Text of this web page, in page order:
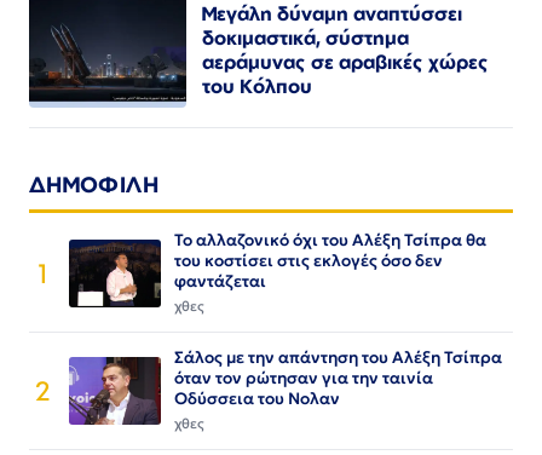
Μεγάλη δύναμη αναπτύσσει
δοκιμαστικά, σύστημα
αεράμυνας σε αραβικές χώρες
του Κόλπου
ΔΗΜΟΦΙΛΗ
1
Το αλλαζονικό όχι του Αλέξη Τσίπρα θα
του κοστίσει στις εκλογές όσο δεν
φαντάζεται
χθες
2
Σάλος με την απάντηση του Αλέξη Τσίπρα
όταν τον ρώτησαν για την ταινία
Οδύσσεια του Νολαν
χθες